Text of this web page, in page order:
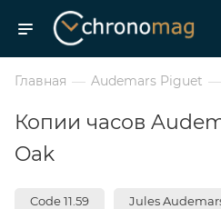
Главная — Audemars Piguet —
Копии часов
Oak
Code 11.59 Jules